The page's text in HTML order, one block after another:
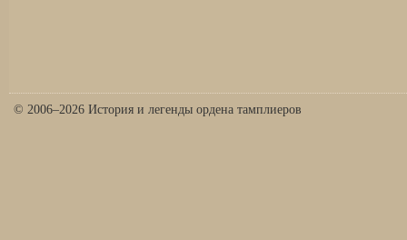
© 2006–2026 История и легенды ордена тамплиеров